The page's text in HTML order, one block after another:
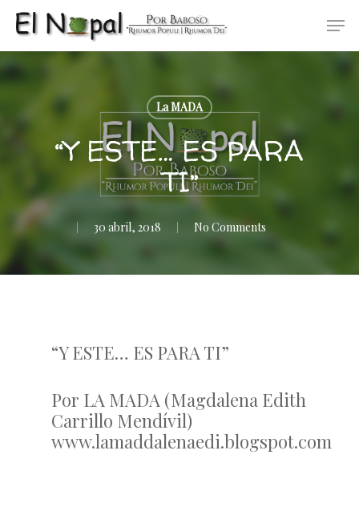
Skip
main
content
La MADA
“Y ESTE… ES PARA
TI”
30 abril, 2018 No Comments
“Y ESTE… ES PARA TI”
Por LA MADA (Magdalena Edith
Carrillo Mendívil)
www.lamaddalenaedi.blogspot.com